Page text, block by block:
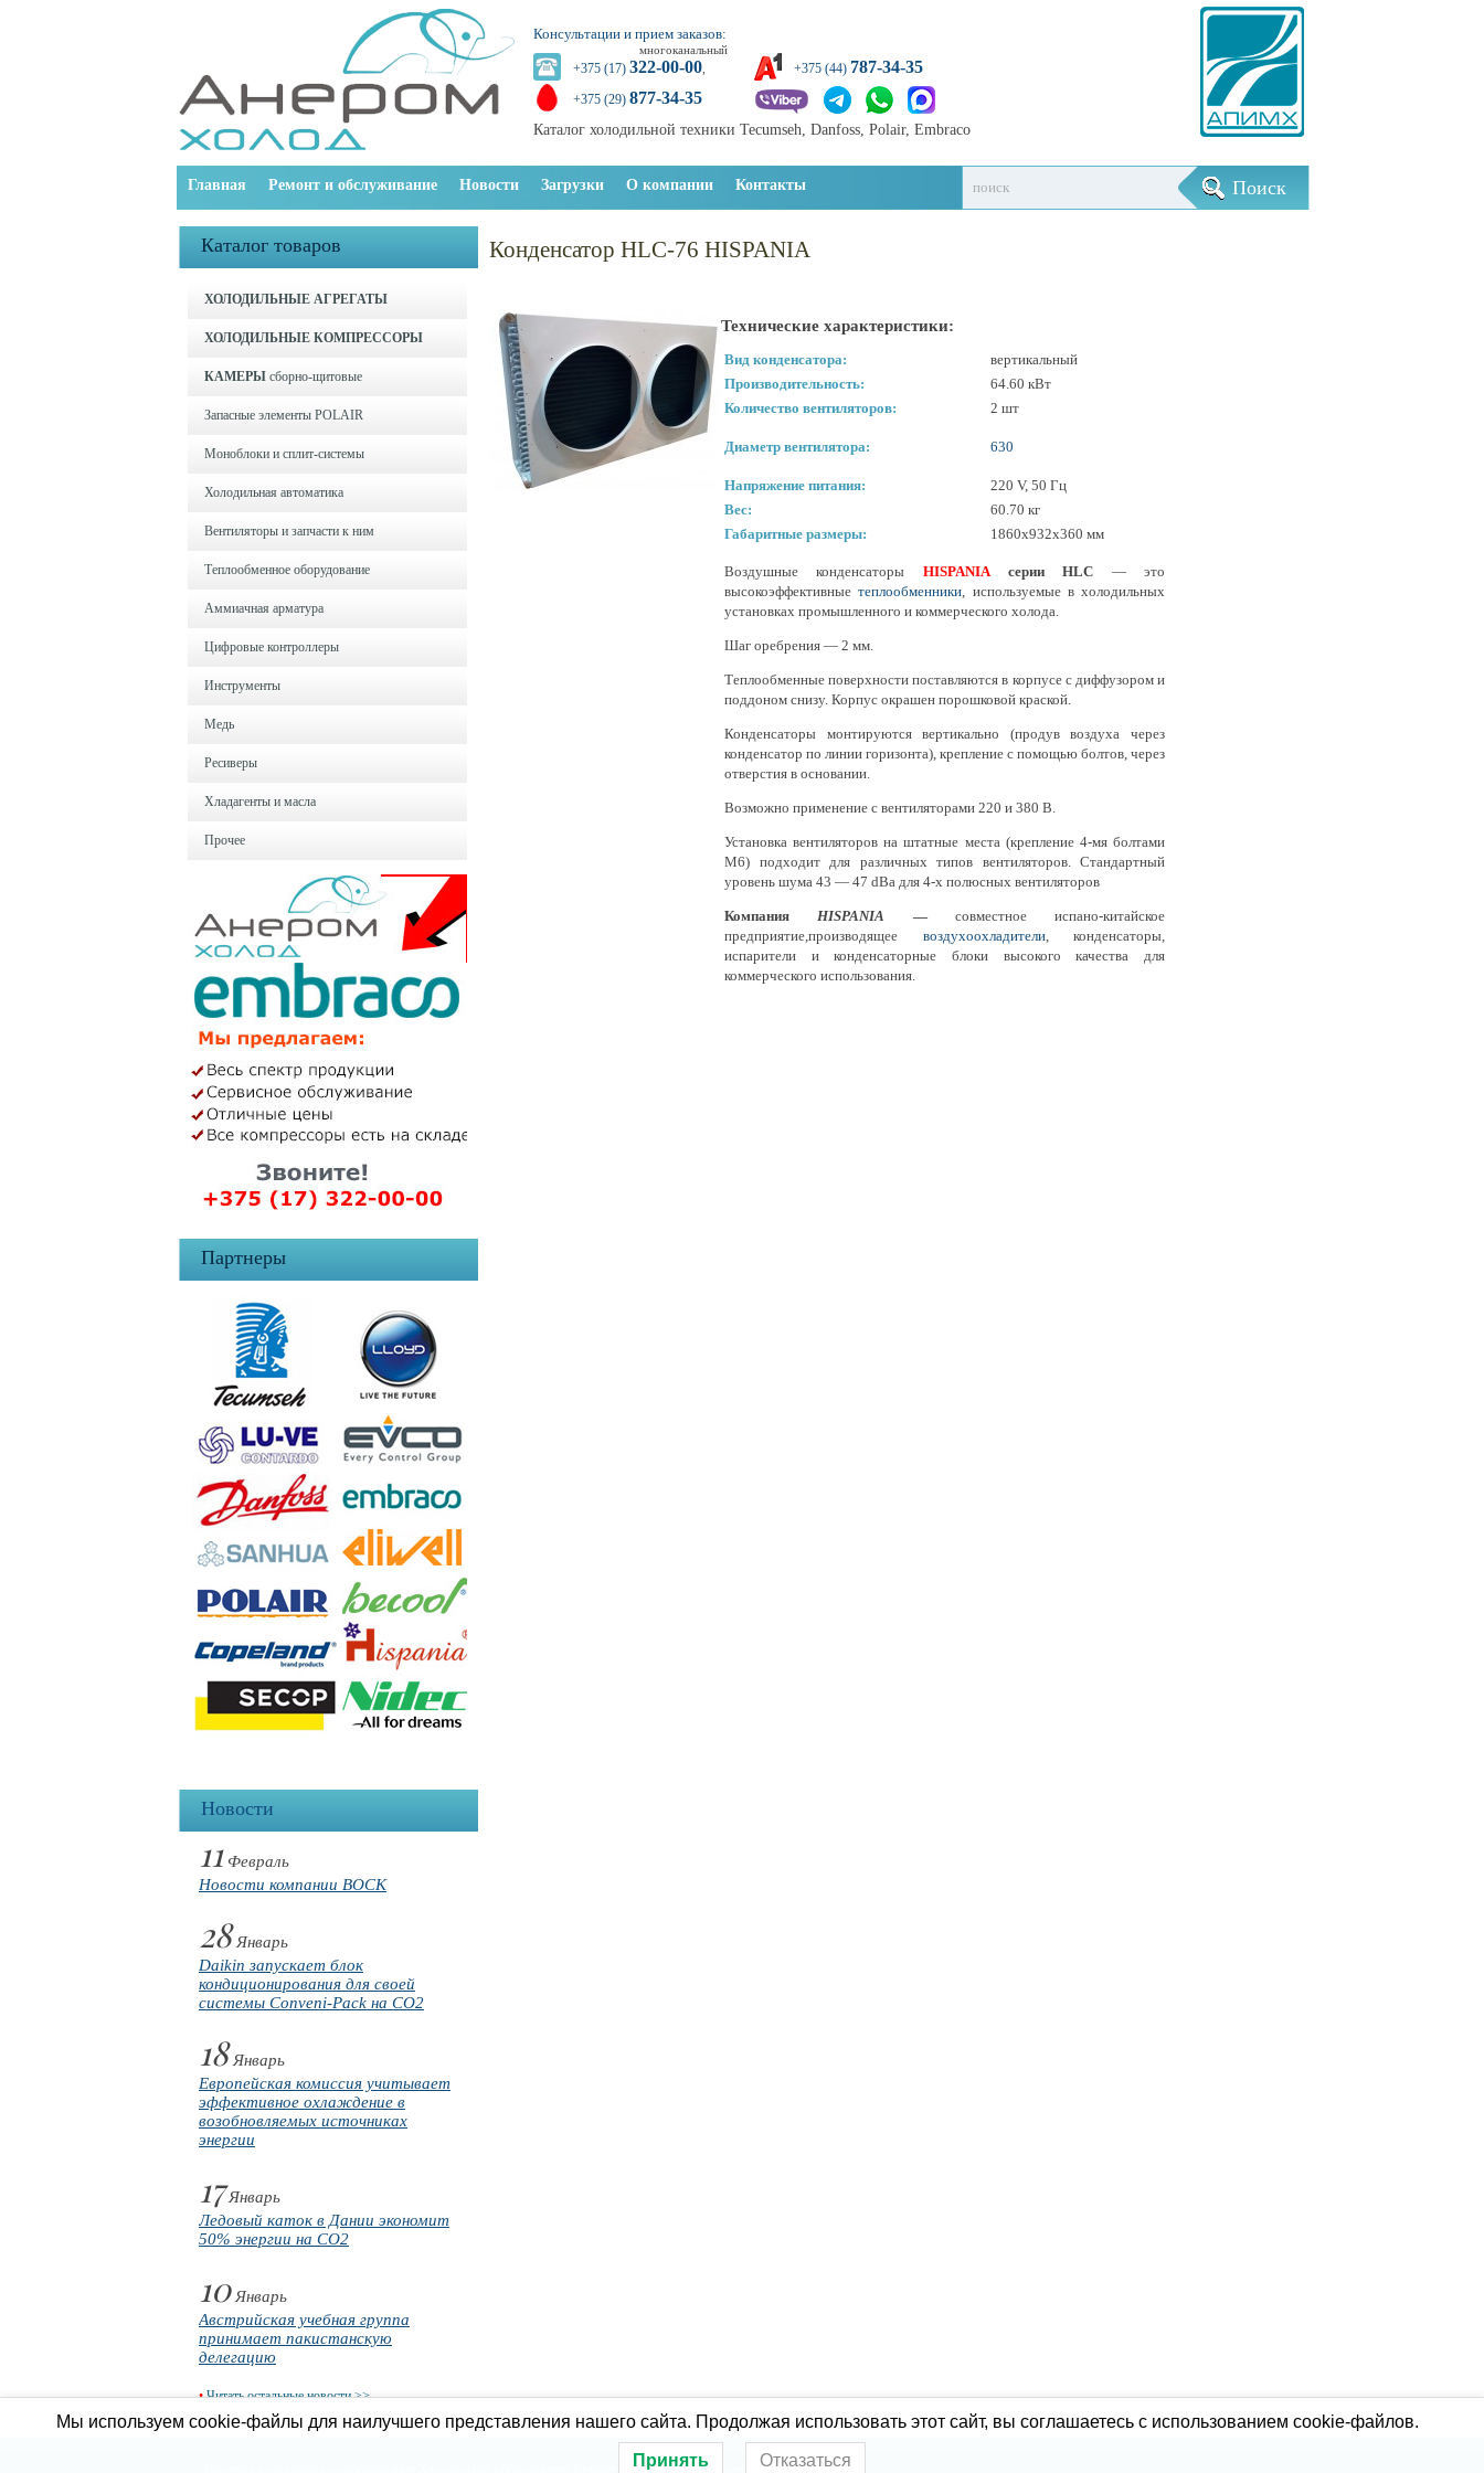
Консультации и прием заказов:
многоканальный
+375 (17) 322-00-00,
+375 (29) 877-34-35
+375 (44) 787-34-35
Каталог холодильной техники Tecumseh, Danfoss, Polair, Embraco
Главная Ремонт и обслуживание Новости Загрузки О компании Контакты
Каталог товаров
ХОЛОДИЛЬНЫЕ АГРЕГАТЫ
ХОЛОДИЛЬНЫЕ КОМПРЕССОРЫ
КАМЕРЫ сборно-щитовые
Запасные элементы POLAIR
Моноблоки и cплит-системы
Холодильная автоматика
Вентиляторы и запчасти к ним
Теплообменное оборудование
Аммиачная арматура
Цифровые контроллеры
Инструменты
Медь
Ресиверы
Хладагенты и масла
Прочее
Партнеры
Новости
11 Февраль
Новости компании BOCK
28Январь
Daikin запускает блок
кондиционирования для своей
системы Conveni-Pack на CO2
18Январь
Европейская комиссия учитывает
эффективное охлаждение в
возобновляемых источниках
энергии
17Январь
Ледовый каток в Дании экономит
50% энергии на CO2
10Январь
Австрийская учебная группа
принимает пакистанскую
делегацию
• Читать остальные новости >>
Конденсатор HLC-76 HISPANIA
Технические характеристики:
Вид конденсатора:
вертикальный
Производительность:
64.60 кВт
Количество вентиляторов:
2 шт
Диаметр вентилятора: 630
Напряжение питания:
220 V, 50 Гц
Вес:
60.70 кг
Габаритные размеры:
1860х932х360 мм
Воздушные конденсаторы HISPANIA серии HLC — это
высокоэффективныетеплообменники, используемые в холодильных
установках промышленного и коммерческого холода.
Шаг оребрения — 2 мм.
Теплообменные поверхности поставляются в корпусе с диффузором и
поддоном снизу. Корпус окрашен порошковой краской.
Конденсаторы монтируются вертикально (продув воздуха через
конденсатор по линии горизонта), крепление с помощью болтов, через
отверстия в основании.
Возможно применение с вентиляторами 220 и 380 В.
Установка вентиляторов на штатные места (крепление 4-мя болтами
М6) подходит для различных типов вентиляторов. Стандартный
уровень шума 43 — 47 dBa для 4-х полюсных вентиляторов
КомпанияHISPANIA —совместное испано-китайское
предприятие,производящее воздухоохладители, конденсаторы,
испарители и конденсаторные блоки высокого качества для
коммерческого использования.
Ремонт холодильного оборудования
Мы используем cookie-файлы для наилучшего представления нашего сайта. Продолжая использовать этот сайт, вы соглашаетесь с использованием cookie-файлов.
Принять Отказаться